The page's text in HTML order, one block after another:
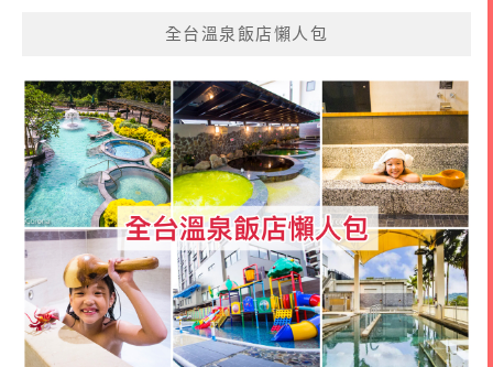
全台溫泉飯店懶人包